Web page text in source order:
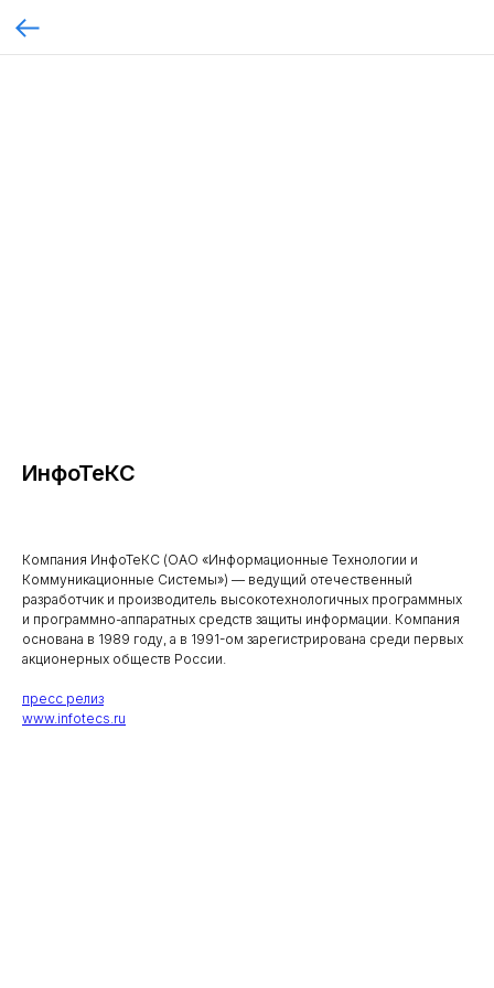
ИнфоТеКС
Компания ИнфоТеКС (ОАО «Информационные Технологии и
Коммуникационные Системы») — ведущий отечественный
разработчик и производитель высокотехнологичных программных
и программно-аппаратных средств защиты информации. Компания
основана в 1989 году, а в 1991-ом зарегистрирована среди первых
акционерных обществ России.
пресс релиз
www.infotecs.ru